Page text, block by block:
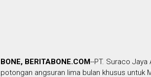
BONE, BERITABONE.COM--PT. Suraco
potongan angsuran lima bulan khusus untuk